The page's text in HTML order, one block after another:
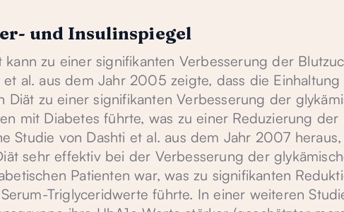
und Insulinspiegel
kann zu einer signifikanten Verbesserung der
et al. aus dem Jahr 2005 zeigte, dass die Einhaltung
Diät zu einer signifikanten Verbesserung der
mit Diabetes führte, was zu einer Reduzierung der
Studie von Dashti et al. aus dem Jahr 2007 heraus,
sehr effektiv bei der Verbesserung der
Patienten war, was zu signifikanten
Triglyceridwerte führte. In einer weiteren